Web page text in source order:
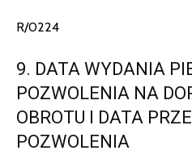
R/0224
9. DATA WYDANIA
POZWOLENIA NA
OBROTU I DATA
POZWOLENIA